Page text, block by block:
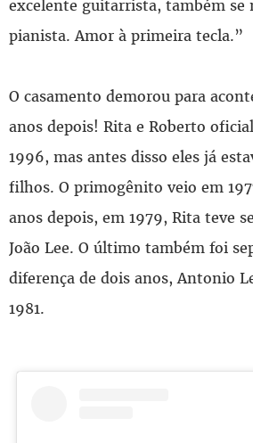
excelente guitarrista, também se
pianista. Amor à primeira tecla.”
O casamento demorou para
anos depois! Rita e Roberto
1996, mas antes disso eles já
filhos. O primogênito veio em
anos depois, em 1979, Rita teve
João Lee. O último também foi
diferença de dois anos, Antonio
1981.